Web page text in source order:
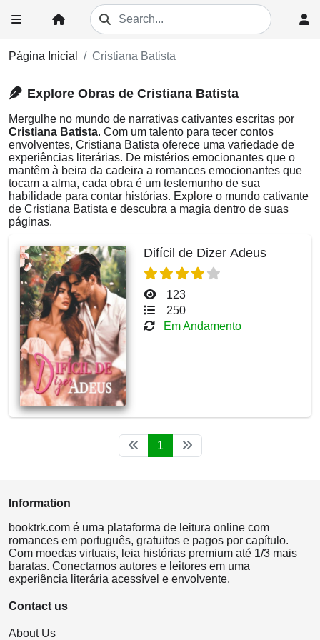
Página Inicial Cristiana Batista
Explore Obras de Cristiana Batista
Mergulhe no mundo de narrativas cativantes escritas por
Cristiana Batista. Com um talento para tecer contos
envolventes, Cristiana Batista oferece uma variedade de
experiências literárias. De mistérios emocionantes que o
mantêm à beira da cadeira a romances emocionantes que
tocam a alma, cada obra é um testemunho de sua
habilidade para contar histórias. Explore o mundo cativante
de Cristiana Batista e descubra a magia dentro de suas
páginas.
Difícil de Dizer Adeus
123
250
Em Andamento
1
Information
booktrk.com é uma plataforma de leitura online com
romances em português, gratuitos e pagos por capítulo.
Com moedas virtuais, leia histórias premium até 1/3 mais
baratas. Conectamos autores e leitores em uma
experiência literária acessível e envolvente.
Contact us
About Us